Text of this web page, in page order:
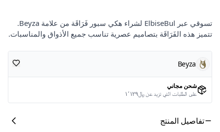
تسوقي عبر ElbiseBul لشراء هكي سبور فَرَاقَة من علامة Beyza.
تتميز هذه الفَرَاقَة بتصاميم عصرية تناسب جميع الأذواق والمناسبات.
Beyza
شحن مجاني
على الطلبات التي تزيد عن ﷼١٬١٢٩
تفاصيل المنتج